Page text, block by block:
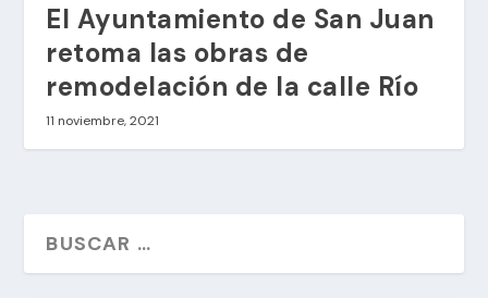
El Ayuntamiento de San Juan
retoma las obras de
remodelación de la calle Río
11 noviembre, 2021